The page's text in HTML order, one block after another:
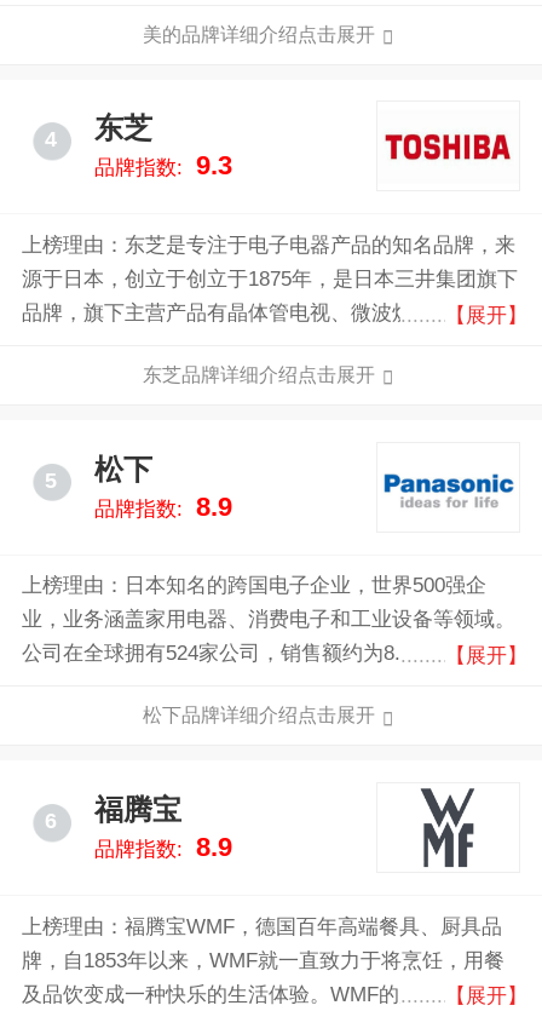
于通过科技创新提升全球用户的生活品质。
美的品牌详细介绍点击展开
4 东芝
品牌指数: 9.3
上榜理由：东芝是专注于电子电器产品的知名品牌，来
源于日本，创立于创立于1875年，是日本三井集团旗下
品牌，旗下主营产品有晶体管电视、微波炉、彩色影像
年来，东芝进行了业务重组和资产剥离，并于2023年在
【展开】
东芝品牌详细介绍点击展开
5 松下
品牌指数: 8.9
上榜理由：日本知名的跨国电子企业，世界500强企
业，业务涵盖家用电器、消费电子和工业设备等领域。
公司在全球拥有524家公司，销售额约为8.38万亿日【展开】
松下品牌详细介绍点击展开
6 福腾宝
品牌指数: 8.9
上榜理由：福腾宝WMF，德国百年高端餐具、厨具品
牌，自1853年以来，WMF就一直致力于将烹饪，用餐
及品饮变成一种快乐的生活体验。WMF的产品涵盖家
【展开】